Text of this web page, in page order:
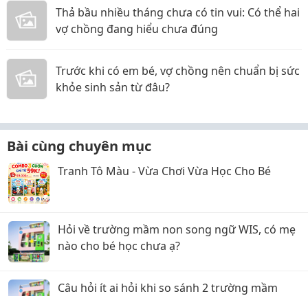
Thả bầu nhiều tháng chưa có tin vui: Có thể hai
vợ chồng đang hiểu chưa đúng
Trước khi có em bé, vợ chồng nên chuẩn bị sức
khỏe sinh sản từ đâu?
Bài cùng chuyên mục
Tranh Tô Màu - Vừa Chơi Vừa Học Cho Bé
Hỏi về trường mầm non song ngữ WIS, có mẹ
nào cho bé học chưa ạ?
Câu hỏi ít ai hỏi khi so sánh 2 trường mầm